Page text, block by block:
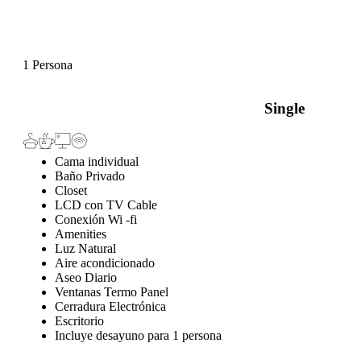
1 Persona
Single
Cama individual
Baño Privado
Closet
LCD con TV Cable
Conexión Wi -fi
Amenities
Luz Natural
Aire acondicionado
Aseo Diario
Ventanas Termo Panel
Cerradura Electrónica
Escritorio
Incluye desayuno para 1 persona